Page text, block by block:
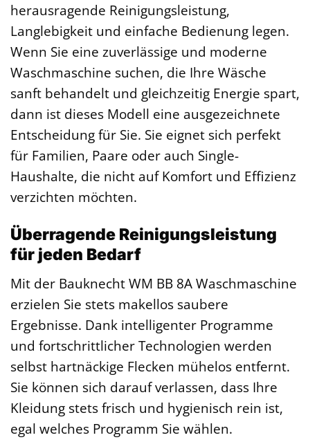
herausragende Reinigungsleistung,
Langlebigkeit und einfache Bedienung legen.
Wenn Sie eine zuverlässige und moderne
Waschmaschine suchen, die Ihre Wäsche
sanft behandelt und gleichzeitig Energie spart,
dann ist dieses Modell eine ausgezeichnete
Entscheidung für Sie. Sie eignet sich perfekt
für Familien, Paare oder auch Single-
Haushalte, die nicht auf Komfort und Effizienz
verzichten möchten.
Überragende Reinigungsleistung
für jeden Bedarf
Mit der Bauknecht WM BB 8A Waschmaschine
erzielen Sie stets makellos saubere
Ergebnisse. Dank intelligenter Programme
und fortschrittlicher Technologien werden
selbst hartnäckige Flecken mühelos entfernt.
Sie können sich darauf verlassen, dass Ihre
Kleidung stets frisch und hygienisch rein ist,
egal welches Programm Sie wählen.